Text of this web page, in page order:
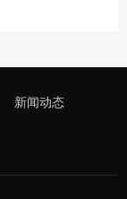
新闻动态